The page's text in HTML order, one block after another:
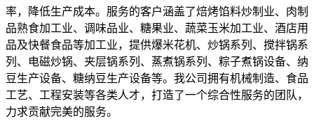
率，降低生产成本。服务的客户涵盖了焙烤馅料炒制业、肉制
品熟食加工业、调味品业、糖果业、蔬菜玉米加工业、酒店用
品及快餐食品等加工业，提供爆米花机、炒锅系列、搅拌锅系
列、电磁炒锅、夹层锅系列、蒸煮锅系列、粽子煮锅设备、纳
豆生产设备、糖纳豆生产设备等。我公司拥有机械制造、食品
工艺、工程安装等各类人才，打造了一个综合性服务的团队，
力求贡献完美的服务。